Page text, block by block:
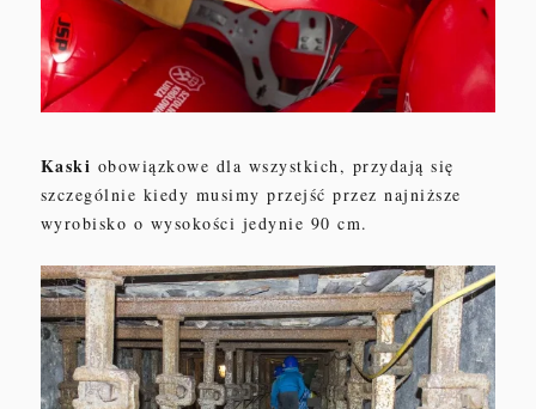
Kaski obowiązkowe dla wszystkich, przydają się
szczególnie kiedy musimy przejśćprzez najniższe
wyrobisko o wysokości jedynie 90 cm.